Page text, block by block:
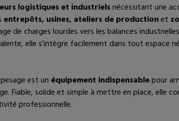
logistiques et industrielsnécessitant une
entrepôts, usines, ateliers de productionet
de charges lourdes vers les balances
elle s’intègre facilement dans tout espace
est un équipement indispensablepour
Fiable, solide et simple à mettre en place, elle
professionnelle.